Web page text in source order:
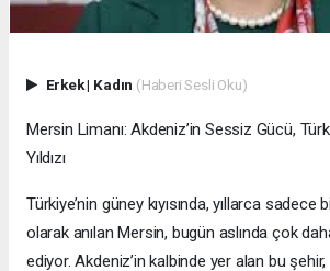
Erkek| Kadın (Haberi Sesli Oku)
Mersin Limanı: Akdeniz’in Sessiz Gücü,
Yıldızı
Türkiye’nin güney kıyısında, yıllarca sadece
olarak anılan Mersin, bugün aslında çok
ediyor. Akdeniz’in kalbinde yer alan bu